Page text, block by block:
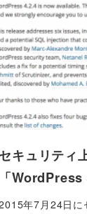
セキュリティ
「
年7月24日に